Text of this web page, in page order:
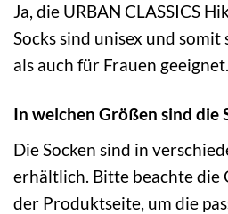
Ja, die URBAN CLASSICS
Socks sind unisex und
als auch für Frauen geeignet.
In welchen Größen sind die
Die Socken sind in
erhältlich. Bitte beachte die
der Produktseite, um die